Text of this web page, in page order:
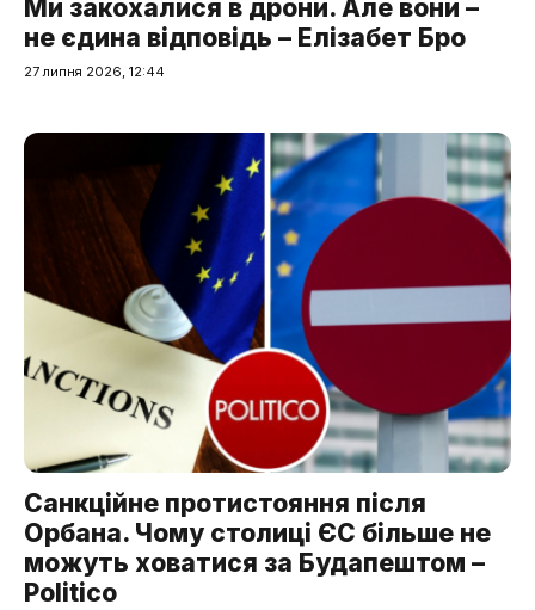
Ми закохалися в дрони. Але вони –
не єдина відповідь – Елізабет Бро
27 липня 2026, 12:44
Санкційне протистояння після
Орбана. Чому столиці ЄС більше не
можуть ховатися за Будапештом –
Politico